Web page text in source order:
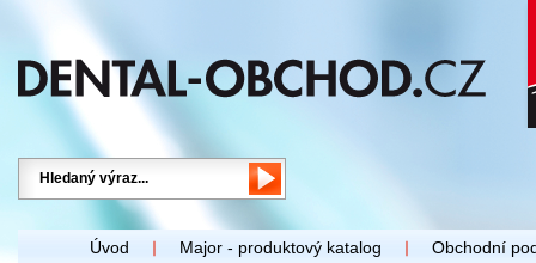
Úvod Major - produktový katalog Obchodní